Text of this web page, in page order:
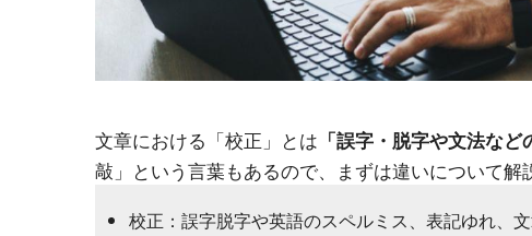
文章における「校正」とは 「誤字・脱字や文法など
敲」という言葉もあるので、まずは違いについて解
校正：誤字脱字や英語のスペルミス、表記ゆれ、